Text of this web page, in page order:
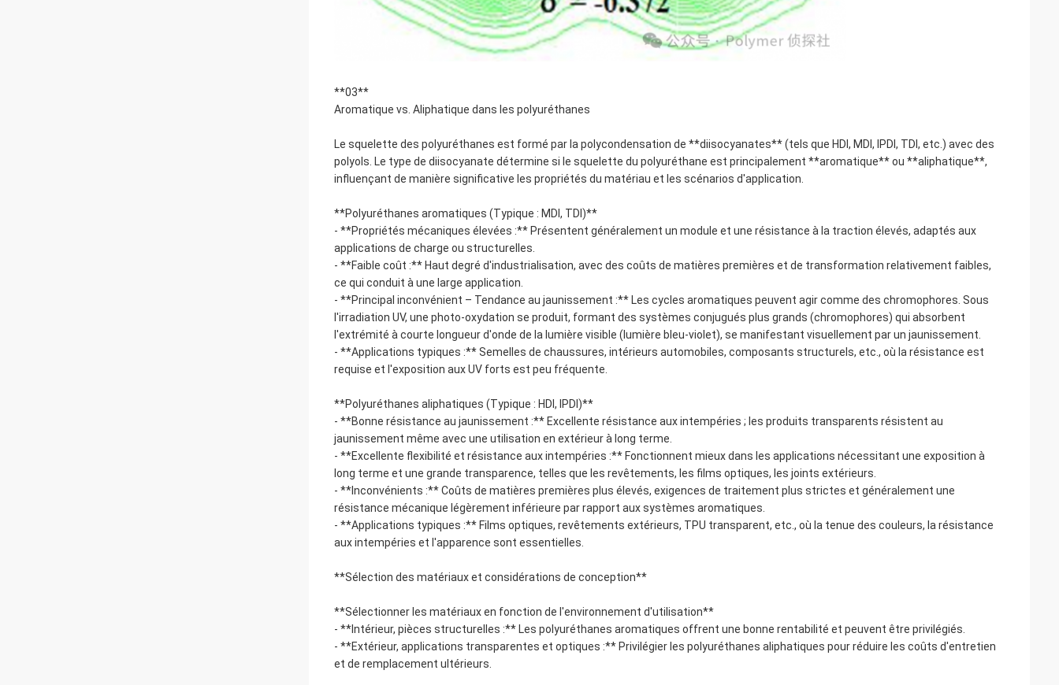
**03**
Aromatique vs. Aliphatique dans les polyuréthanes
Le squelette des polyuréthanes est formé par la polycondensation de **diisocyanates** (tels que HDI, MDI, IPDI, TDI, etc.) avec des
polyols. Le type de diisocyanate détermine si le squelette du polyuréthane est principalement **aromatique** ou **aliphatique**,
influençant de manière significative les propriétés du matériau et les scénarios d'application.
**Polyuréthanes aromatiques (Typique : MDI, TDI)**
- **Propriétés mécaniques élevées :** Présentent généralement un module et une résistance à la traction élevés, adaptés aux
applications de charge ou structurelles.
- **Faible coût :** Haut degré d'industrialisation, avec des coûts de matières premières et de transformation relativement faibles,
ce qui conduit à une large application.
- **Principal inconvénient – Tendance au jaunissement :** Les cycles aromatiques peuvent agir comme des chromophores. Sous
l'irradiation UV, une photo-oxydation se produit, formant des systèmes conjugués plus grands (chromophores) qui absorbent
l'extrémité à courte longueur d'onde de la lumière visible (lumière bleu-violet), se manifestant visuellement par un jaunissement.
- **Applications typiques :** Semelles de chaussures, intérieurs automobiles, composants structurels, etc., où la résistance est
requise et l'exposition aux UV forts est peu fréquente.
**Polyuréthanes aliphatiques (Typique : HDI, IPDI)**
- **Bonne résistance au jaunissement :** Excellente résistance aux intempéries ; les produits transparents résistent au
jaunissement même avec une utilisation en extérieur à long terme.
- **Excellente flexibilité et résistance aux intempéries :** Fonctionnent mieux dans les applications nécessitant une exposition à
long terme et une grande transparence, telles que les revêtements, les films optiques, les joints extérieurs.
- **Inconvénients :** Coûts de matières premières plus élevés, exigences de traitement plus strictes et généralement une
résistance mécanique légèrement inférieure par rapport aux systèmes aromatiques.
- **Applications typiques :** Films optiques, revêtements extérieurs, TPU transparent, etc., où la tenue des couleurs, la résistance
aux intempéries et l'apparence sont essentielles.
**Sélection des matériaux et considérations de conception**
**Sélectionner les matériaux en fonction de l'environnement d'utilisation**
- **Intérieur, pièces structurelles :** Les polyuréthanes aromatiques offrent une bonne rentabilité et peuvent être privilégiés.
- **Extérieur, applications transparentes et optiques :** Privilégier les polyuréthanes aliphatiques pour réduire les coûts d'entretien
et de remplacement ultérieurs.